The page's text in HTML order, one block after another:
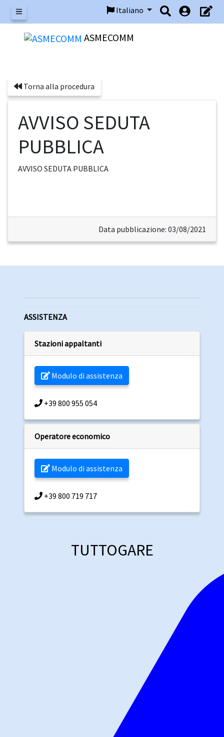
Menu
Italiano
ASMECOMM
Torna alla procedura
AVVISO SEDUTA
PUBBLICA
AVVISO SEDUTA PUBBLICA
Data pubblicazione: 03/08/2021
ASSISTENZA
Stazioni appaltanti
Modulo di assistenza
+39 800 955 054
Operatore economico
Modulo di assistenza
+39 800 719 717
TUTTOGARE